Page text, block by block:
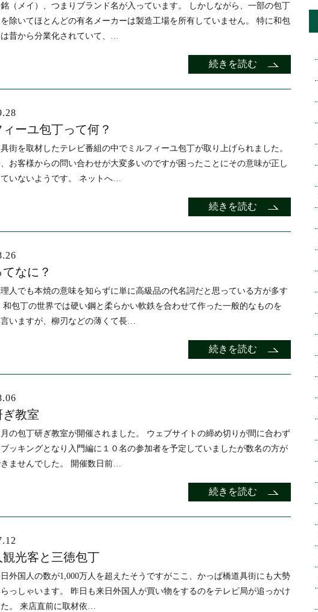
（メイ）、つまりブランド名が入っています。 しかしながら、一部の包丁
を除いてほとんどの有名メーカーは製造工場を所有していません。 特に和包
昔から分業化されていて、…
続きを読む
ィーユ包丁って何？
街を取材したテレビ番組の中でミルフィーユ包丁が取り上げられました。
お客様からの問い合わせが大変多いのですが困ったことにその意味が正し
いないようです。 ネットへ…
続きを読む
なに？
人でも本焼の意味を知らずに単に高級品の代名詞だと思っている方が多す
和包丁の世界では硬い鋼と柔らかい軟鉄を合わせて作った一般的なものを
言いますが、柳刃などの薄くて長…
続きを読む
教室
の包丁研ぎ教室が開催されました。 ウェブサイトの締め切りが間に合わず
ッキングとなり入門編に１０名の参加者を予定していましたが数名の方が
ませんでした。 開催数日前…
続きを読む
観光客と三徳包丁
外国人の数が1,000万人を超えたそうですがここ、かっぱ橋道具街にも大勢
っしゃいます。 昨日も来日外国人が買い物をするのをテレビ局が追っかけ
。 来店直前に取材依…